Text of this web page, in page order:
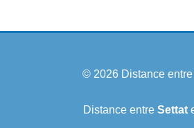
© 2026 Distance
Distance entre Settat